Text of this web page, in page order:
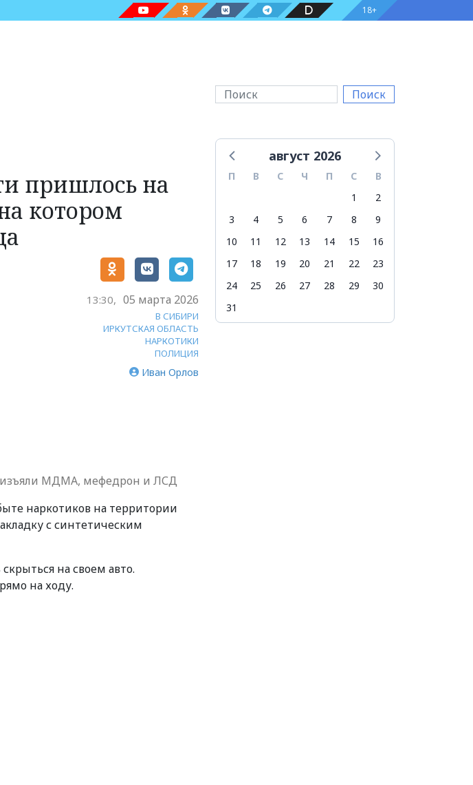
18+
Поиск
пришлось на
котором
13:30, 05 марта 2026
В СИБИРИ
ИРКУТСКАЯ ОБЛАСТЬ
НАРКОТИКИ
ПОЛИЦИЯ
Иван Орлов
изъяли МДМА, мефедрон и ЛСД
наркотиков на территории
с синтетическим
на своем авто.
на ходу.
август 2026
П В С Ч П С
В
1
2
3
4 5 6 7 8
9
10
11 12 13 14 15
16
17
18 19 20 21 22
23
24
25 26 27 28 29
30
31